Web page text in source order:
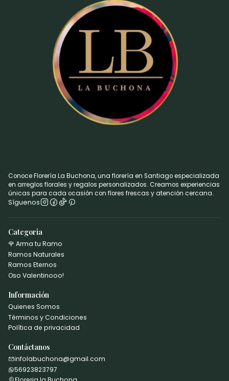
Conoce Florería La Buchona, una florería en Santiago especializada
en arreglos florales y regalos personalizados. Creamos experiencias
únicas para cada ocasión con flores frescas y atención cercana.
Síguenos
Categoria
🌹 Arma tu Ramo
Ramos Naturales
Ramos Eternos
Oso Valentinooo!
Información
Quienes Somos
Términos y Condiciones
Política de privacidad
Contáctanos
infolabuchona@gmail.com
56923823797